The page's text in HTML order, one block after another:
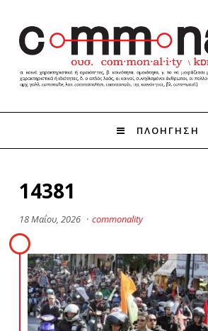
ΠΛΟΗΓΗΣΗ
14381
18 Μαΐου, 2026 · commonality